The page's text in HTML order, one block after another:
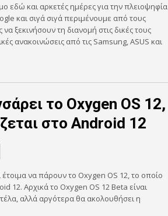
εδώ και αρκετές ημέρες για την πλειοψηφία
και σιγά σιγά περιμένουμε από τους
ξεκινήσουν τη διανομή στις δικές τους
ανακοινώσεις από τις Samsung, ASUS και
το Oxygen OS 12,
στο Android 12
έτοιμα να πάρουν το Oxygen OS 12, το οποίο
12. Αρχικά το Oxygen OS 12 Beta είναι
αλλά αργότερα θα ακολουθήσει η